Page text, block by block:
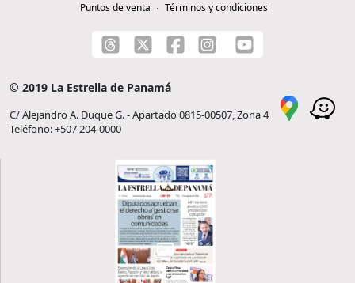
Puntos de venta
Términos y condiciones
© 2019 La Estrella de Panamá
C/ Alejandro A. Duque G. - Apartado 0815-00507, Zona 4
Teléfono: +507 204-0000